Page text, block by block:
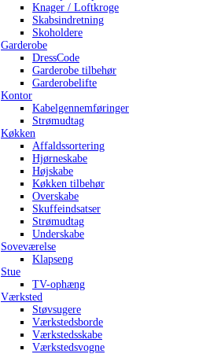
Knager / Loftkroge
Skabsindretning
Skoholdere
Garderobe
DressCode
Garderobe tilbehør
Garderobelifte
Kontor
Kabelgennemføringer
Strømudtag
Køkken
Affaldssortering
Hjørneskabe
Højskabe
Køkken tilbehør
Overskabe
Skuffeindsatser
Strømudtag
Underskabe
Soveværelse
Klapseng
Stue
TV-ophæng
Værksted
Støvsugere
Værkstedsborde
Værkstedsskabe
Værkstedsvogne